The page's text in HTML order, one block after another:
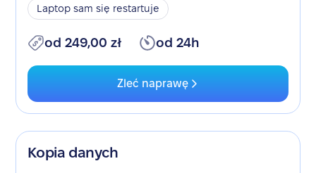
Laptop sam się restartuje
od 249,00 zł od 24h
Zleć naprawę
Kopia danych